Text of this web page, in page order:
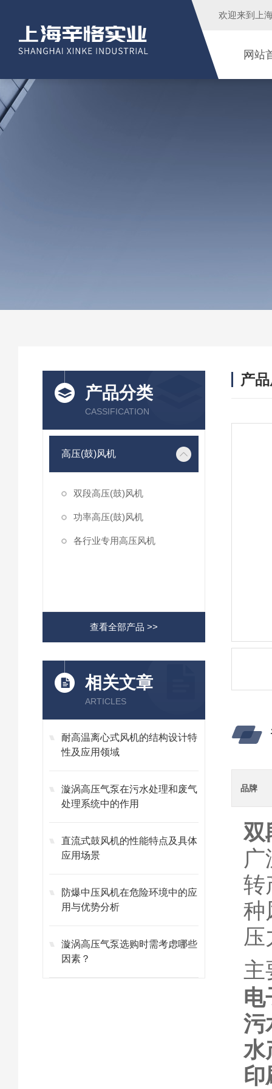
欢迎来到 上
网站
产品分类
CASSIFICATION
高压(鼓)风机
双段高压(鼓)风机
功率高压(鼓)风机
各行业专用高压风机
查看全部产品 >>
相关文章
ARTICLES
耐高温离心式风机的结构设计特
性及应用领域
漩涡高压气泵在污水处理和废气
处理系统中的作用
直流式鼓风机的性能特点及具体
应用场景
防爆中压风机在危险环境中的应
用与优势分析
漩涡高压气泵选购时需考虑哪些
因素？
产
品牌
双
转
种
压
主
电
污
水
印